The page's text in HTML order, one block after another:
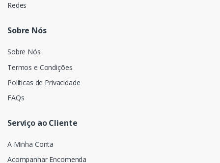
Redes
Sobre Nós
Sobre Nós
Termos e Condições
Políticas de Privacidade
FAQs
Serviço ao Cliente
A Minha Conta
Acompanhar Encomenda